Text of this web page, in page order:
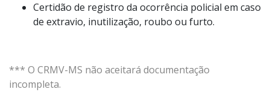
Certidão de registro da ocorrência policial em caso
de extravio, inutilização, roubo ou furto.
*** O CRMV-MS não aceitará documentação
incompleta.